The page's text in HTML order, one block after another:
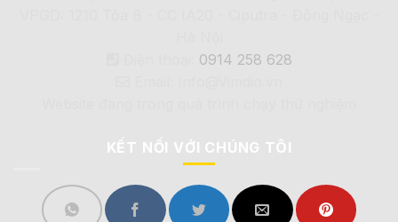
0914 258 628
KẾT NỐI VỚI CHÚNG TÔI